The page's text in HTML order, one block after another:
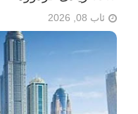
ئاب 08, 2026